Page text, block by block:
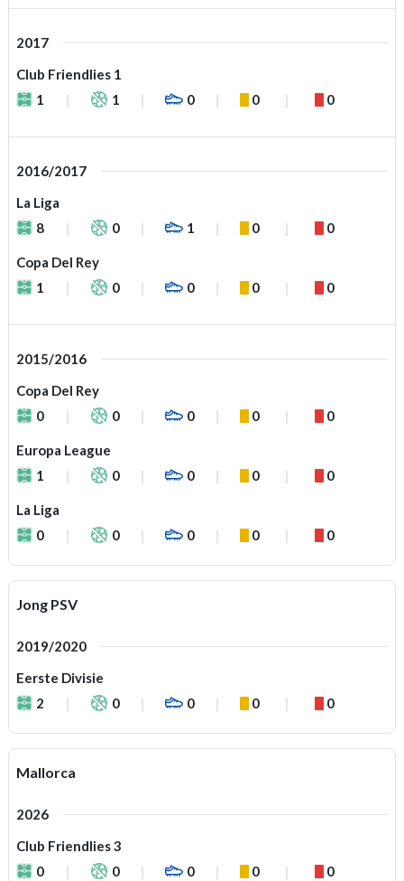
2017
Club Friendlies 1
1
1 0 0 0
2016/2017
La Liga
8
0 1 0 0
Copa Del Rey
1
0 0 0 0
2015/2016
Copa Del Rey
0
0 0 0 0
Europa League
1
0 0 0 0
La Liga
0
0 0 0 0
Jong PSV
2019/2020
Eerste Divisie
2
0 0 0 0
Mallorca
2026
Club Friendlies 3
0
0 0 0 0